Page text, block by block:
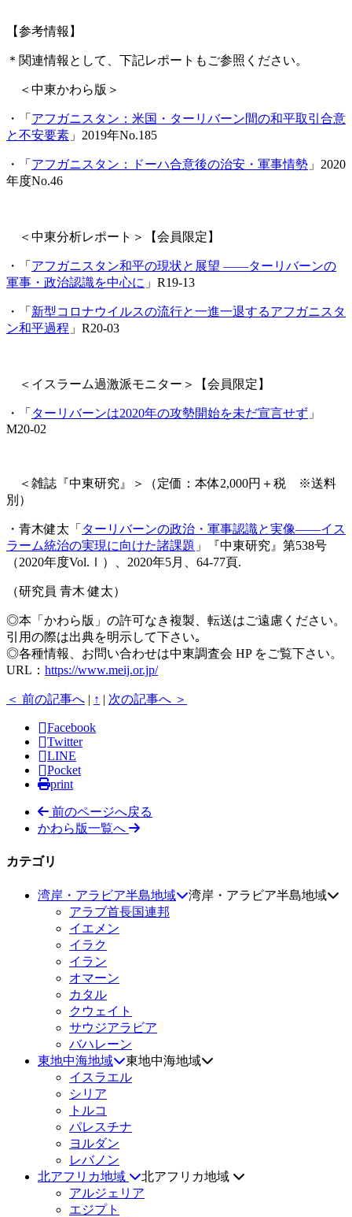
【参考情報】
＊関連情報として、下記レポートもご参照ください。
＜中東かわら版＞
・「 アフガニスタン：米国・ターリバーン間の和平取引合意
と不安要素 」2019年No.185
・「 アフガニスタン：ドーハ合意後の治安・軍事情勢 」2020
年度No.46
＜中東分析レポート＞【会員限定】
・「 アフガニスタン和平の現状と展望 ――ターリバーンの
軍事・政治認識を中心に 」R19-13
・「 新型コロナウイルスの流行と一進一退するアフガニスタ
ン和平過程 」R20-03
＜イスラーム過激派モニター＞【会員限定】
・「 ターリバーンは2020年の攻勢開始を未だ宣言せず 」
M20-02
＜雑誌『中東研究』＞（定価：本体2,000円＋税 ※送料
別）
・青木健太「 ターリバーンの政治・軍事認識と実像――イス
ラーム統治の実現に向けた諸課題 」『中東研究』第538号
（2020年度Vol.Ⅰ）、2020年5月、64-77頁.
（研究員 青木 健太）
◎本「かわら版」の許可なき複製、転送はご遠慮ください。
引用の際は出典を明示して下さい｡
◎各種情報、お問い合わせは中東調査会 HP をご覧下さい。
URL： https://www.meij.or.jp/
＜ 前の記事へ | ↑ | 次の記事へ ＞
Facebook
Twitter
LINE
Pocket
print
前のページへ戻る
かわら版一覧へ
カテゴリ
湾岸・アラビア半島地域
湾岸・アラビア半島地域
アラブ首長国連邦
イエメン
イラク
イラン
オマーン
カタル
クウェイト
サウジアラビア
バハレーン
東地中海地域
東地中海地域
イスラエル
シリア
トルコ
パレスチナ
ヨルダン
レバノン
北アフリカ地域
北アフリカ地域
アルジェリア
エジプト